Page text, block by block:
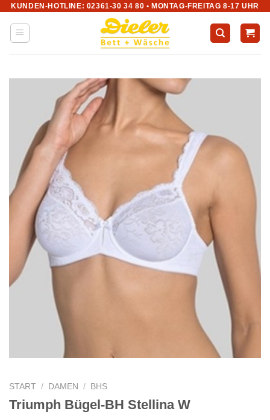
Zum
Inhalt
springen
KUNDEN-HOTLINE: 02361-30 34 80 • MONTAG-FREITAG 8-17 UHR
START / DAMEN / BHS
Triumph Bügel-BH Stellina W